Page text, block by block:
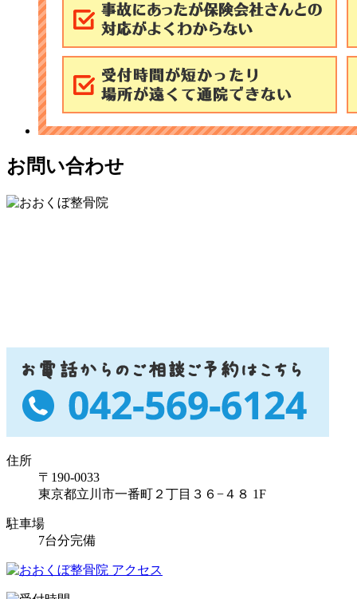
お問い合わせ
住所
〒190-0033
東京都立川市一番町２丁目３６−４８ 1F
駐車場
7台分完備